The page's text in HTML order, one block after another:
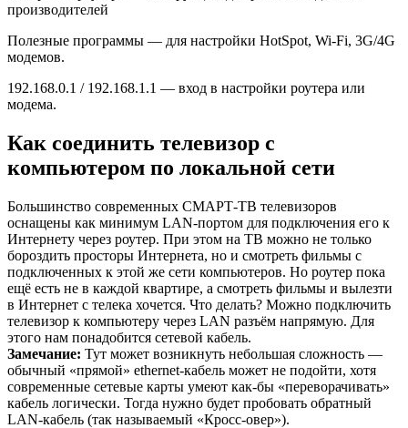
производителей
Полезные программы — для настройки HotSpot, Wi-Fi, 3G/4G
модемов.
192.168.0.1 / 192.168.1.1 — вход в настройки роутера или
модема.
Как соединить телевизор с
компьютером по локальной сети
Большинство современных СМАРТ-ТВ телевизоров
оснащены как минимум LAN-портом для подключения его к
Интернету через роутер. При этом на ТВ можно не только
бороздить просторы Интернета, но и смотреть фильмы с
подключенных к этой же сети компьютеров. Но роутер пока
ещё есть не в каждой квартире, а смотреть фильмы и вылезти
в Интернет с телека хочется. Что делать? Можно подключить
телевизор к компьютеру через LAN разъём напрямую. Для
этого нам понадобится сетевой кабель.
Замечание: Тут может возникнуть небольшая сложность —
обычный «прямой» ethernet-кабель может не подойти, хотя
современные сетевые карты умеют как-бы «переворачивать»
кабель логически. Тогда нужно будет пробовать обратный
LAN-кабель (так называемый «Кросс-овер»).